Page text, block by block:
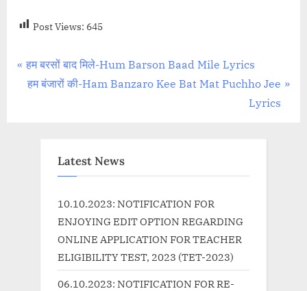
Post Views: 645
Post
navigation
P
r
हम बरसों बाद मिले-Hum Barson Baad Mile Lyrics
N
हम बंजारों की-Ham Banzaro Kee Bat Mat Puchho Jee
Lyrics
Latest News
10.10.2023: NOTIFICATION FOR
ENJOYING EDIT OPTION REGARDING
ONLINE APPLICATION FOR TEACHER
ELIGIBILITY TEST, 2023 (TET-2023)
06.10.2023: NOTIFICATION FOR RE-